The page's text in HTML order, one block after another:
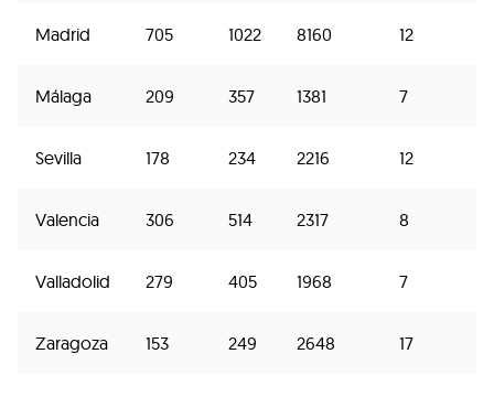
Madrid 705 1022 8160 12
Málaga 209 357 1381 7
Sevilla 178 234 2216 12
Valencia 306 514 2317 8
Valladolid 279 405 1968 7
Zaragoza 153 249 2648 17